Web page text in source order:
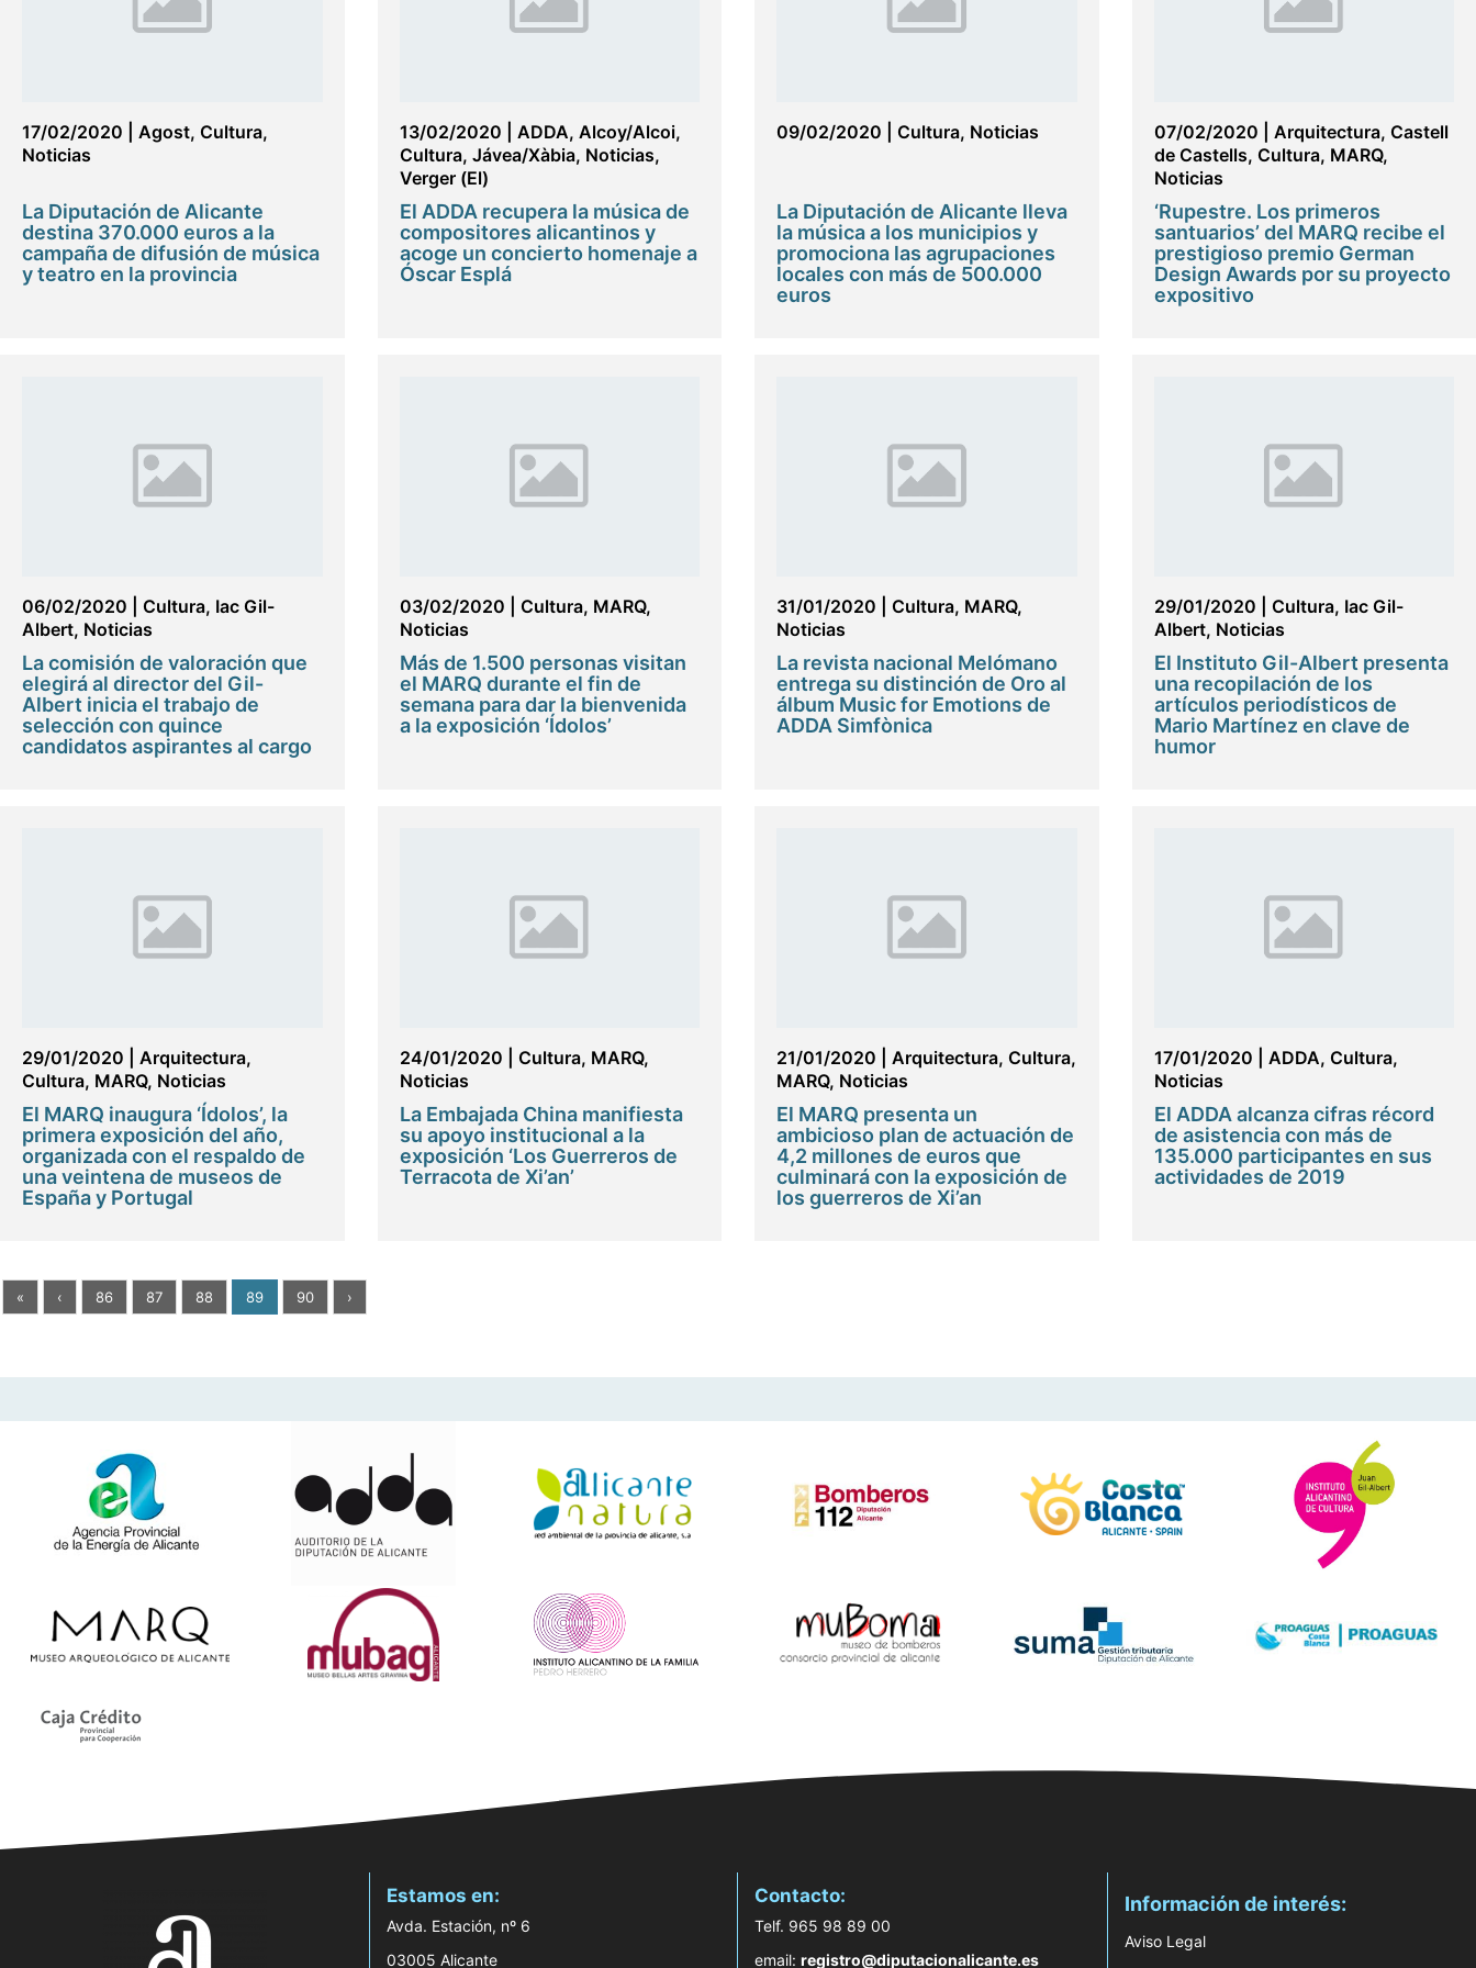
17/02/2020 Agost, Cultura,
Noticias
La Diputación de Alicante
destina 370.000 euros a la
campaña de difusión de música
y teatro en la provincia
13/02/2020 ADDA, Alcoy/Alcoi,
Cultura, Jávea/Xàbia, Noticias,
Verger (El)
El ADDA recupera la música de
compositores alicantinos y
acoge un concierto homenaje a
Óscar Esplá
09/02/2020 Cultura, Noticias
La Diputación de Alicante lleva
la música a los municipios y
promociona las agrupaciones
locales con más de 500.000
euros
07/02/2020 Arquitectura, Castell
de Castells, Cultura, MARQ,
Noticias
‘Rupestre. Los primeros
santuarios’ del MARQ recibe el
prestigioso premio German
Design Awards por su proyecto
expositivo
06/02/2020 Cultura, Iac Gil-
Albert, Noticias
La comisión de valoración que
elegirá al director del Gil-
Albert inicia el trabajo de
selección con quince
candidatos aspirantes al cargo
03/02/2020 Cultura, MARQ,
Noticias
Más de 1.500 personas visitan
el MARQ durante el fin de
semana para dar la bienvenida
a la exposición ‘Ídolos’
31/01/2020 Cultura, MARQ,
Noticias
La revista nacional Melómano
entrega su distinción de Oro al
álbum Music for Emotions de
ADDA Simfònica
29/01/2020 Cultura, Iac Gil-
Albert, Noticias
El Instituto Gil-Albert presenta
una recopilación de los
artículos periodísticos de
Mario Martínez en clave de
humor
29/01/2020 Arquitectura,
Cultura, MARQ, Noticias
El MARQ inaugura ‘Ídolos’, la
primera exposición del año,
organizada con el respaldo de
una veintena de museos de
España y Portugal
24/01/2020 Cultura, MARQ,
Noticias
La Embajada China manifiesta
su apoyo institucional a la
exposición ‘Los Guerreros de
Terracota de Xi’an’
21/01/2020 Arquitectura, Cultura,
MARQ, Noticias
El MARQ presenta un
ambicioso plan de actuación de
4,2 millones de euros que
culminará con la exposición de
los guerreros de Xi’an
17/01/2020 ADDA, Cultura,
Noticias
El ADDA alcanza cifras récord
de asistencia con más de
135.000 participantes en sus
actividades de 2019
« ‹ 86 87 88 89 90 ›
Estamos en:
Avda. Estación, nº 6
03005 Alicante
Contacto:
Telf. 965 98 89 00
email: registro@diputacionalicante.es
Información de interés:
Aviso Legal